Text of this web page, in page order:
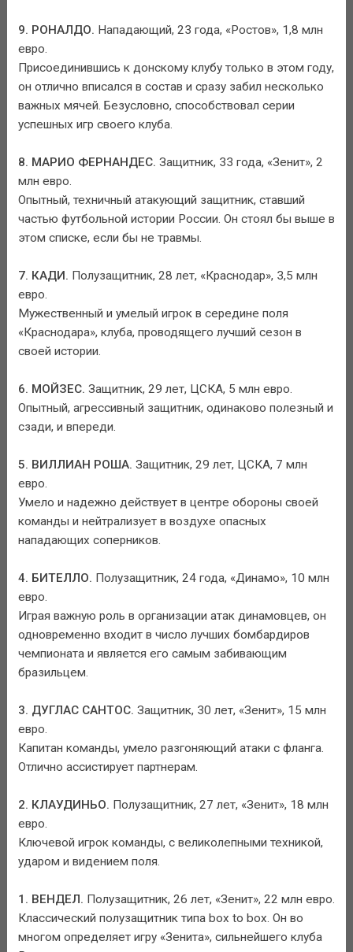
9. РОНАЛДО. Нападающий, 23 года, «Ростов», 1,8 млн
евро.
Присоединившись к донскому клубу только в этом году,
он отлично вписался в состав и сразу забил несколько
важных мячей. Безусловно, способствовал серии
успешных игр своего клуба.
8. МАРИО ФЕРНАНДЕС. Защитник, 33 года, «Зенит», 2
млн евро.
Опытный, техничный атакующий защитник, ставший
частью футбольной истории России. Он стоял бы выше в
этом списке, если бы не травмы.
7. КАДИ. Полузащитник, 28 лет, «Краснодар», 3,5 млн
евро.
Мужественный и умелый игрок в середине поля
«Краснодара», клуба, проводящего лучший сезон в
своей истории.
6. МОЙЗЕС. Защитник, 29 лет, ЦСКА, 5 млн евро.
Опытный, агрессивный защитник, одинаково полезный и
сзади, и впереди.
5. ВИЛЛИАН РОША. Защитник, 29 лет, ЦСКА, 7 млн
евро.
Умело и надежно действует в центре обороны своей
команды и нейтрализует в воздухе опасных
нападающих соперников.
4. БИТЕЛЛО. Полузащитник, 24 года, «Динамо», 10 млн
евро.
Играя важную роль в организации атак динамовцев, он
одновременно входит в число лучших бомбардиров
чемпионата и является его самым забивающим
бразильцем.
3. ДУГЛАС САНТОС. Защитник, 30 лет, «Зенит», 15 млн
евро.
Капитан команды, умело разгоняющий атаки с фланга.
Отлично ассистирует партнерам.
2. КЛАУДИНЬО. Полузащитник, 27 лет, «Зенит», 18 млн
евро.
Ключевой игрок команды, с великолепными техникой,
ударом и видением поля.
1. ВЕНДЕЛ. Полузащитник, 26 лет, «Зенит», 22 млн евро.
Классический полузащитник типа box to box. Он во
многом определяет игру «Зенита», сильнейшего клуба